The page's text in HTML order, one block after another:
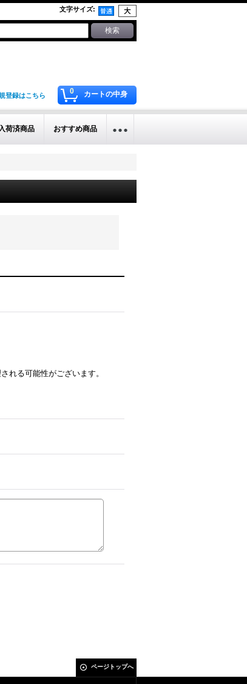
文字サイズ:
0 カートの中身
登録はこちら
荷済商品 おすすめ商品
れる可能性がございます。
ページトップへ